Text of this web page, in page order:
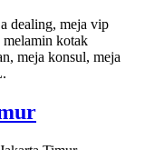
dealing, meja vip
melamin kotak
meja konsul, meja